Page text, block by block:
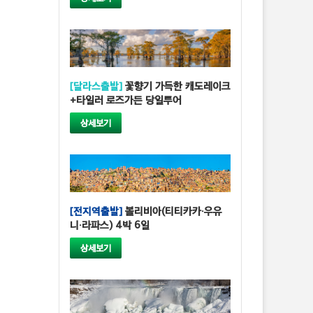
[달라스출발]꽃향기 가득한 캐도레이크
+타일러 로즈가든 당일투어
상세보기
[전지역출발]볼리비아(티티카카·우유
니·라파스) 4박 6일
상세보기